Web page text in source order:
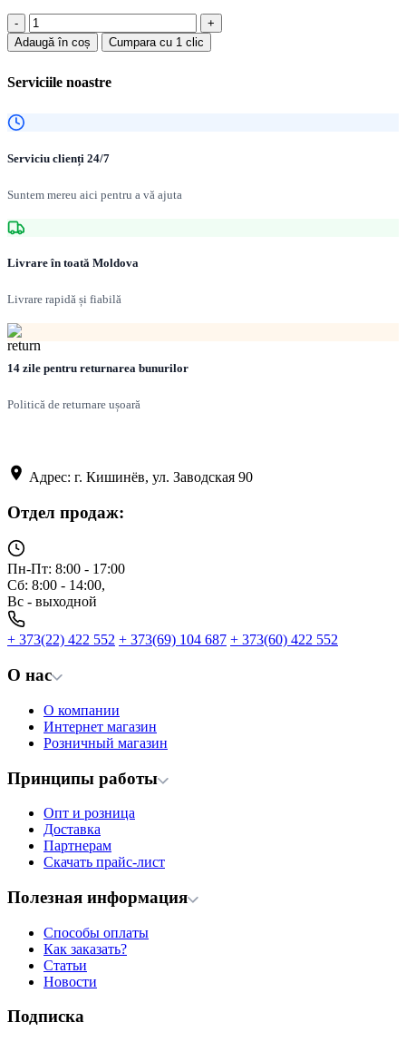
fost:
este:
1,990.00 MDL.
Cantitate
Chiuvetă
pentru
dubla
Adaugă în coș Cumpara cu 1 clic
Serviciile noastre
Serviciu clienți 24/7
Suntem mereu aici pentru a vă ajuta
Livrare în toată Moldova
Livrare rapidă și fiabilă
14 zile pentru returnarea bunurilor
Politică de returnare ușoară
Адрес: г. Кишинёв, ул. Заводская 90
Отдел продаж:
Пн-Пт: 8:00 - 17:00
Сб: 8:00 - 14:00,
Вс - выходной
+ 373(22) 422 552 + 373(69) 104 687 + 373(60) 422 552
О нас
О компании
Интернет магазин
Розничный магазин
Принципы работы
Опт и розница
Доставка
Партнерам
Скачать прайс-лист
Полезная информация
Способы оплаты
Как заказать?
Статьи
Новости
Подписка